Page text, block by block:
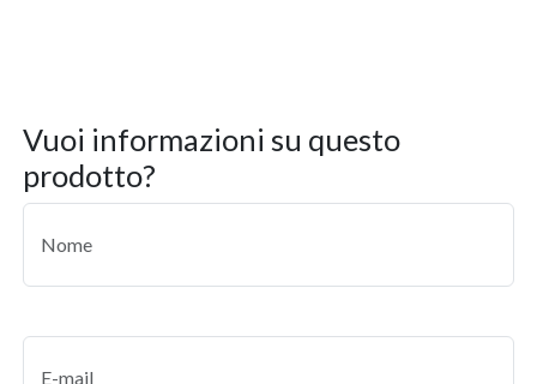
vuoi informazioni su questo
prodotto?